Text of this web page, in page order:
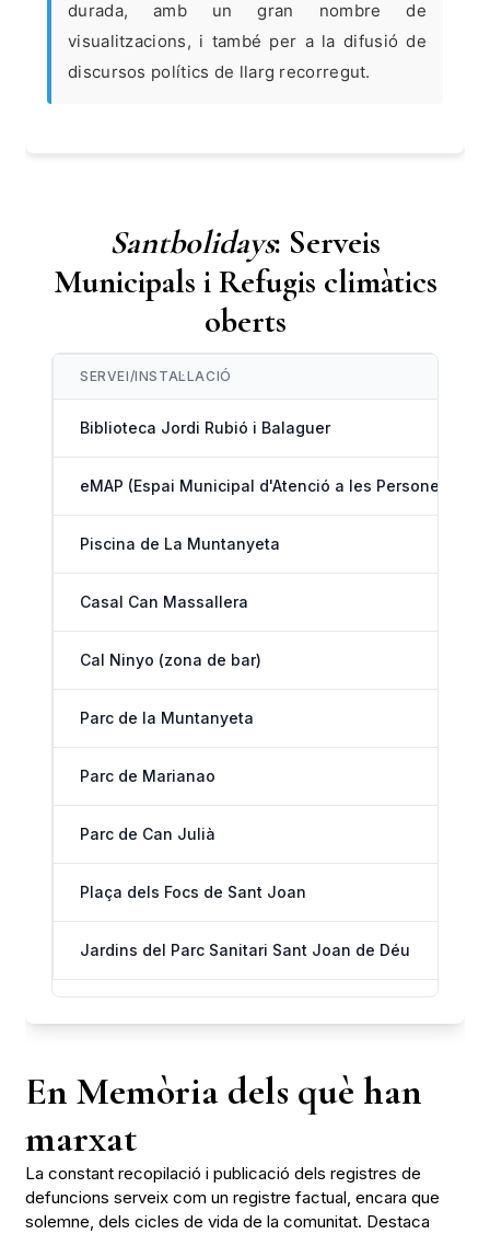
durada, amb un gran nombre de
visualitzacions, i també per a la difusió de
discursos polítics de llarg recorregut.
Santbolidays: Serveis
Municipals i Refugis climàtics
oberts
SERVEI/INSTAL·LACIÓ
Biblioteca Jordi Rubió i Balaguer
eMAP (Espai Municipal d'Atenció a les Persones)
Piscina de La Muntanyeta
Casal Can Massallera
Cal Ninyo (zona de bar)
Parc de la Muntanyeta
Parc de Marianao
Parc de Can Julià
Plaça dels Focs de Sant Joan
Jardins del Parc Sanitari Sant Joan de Déu
En Memòria dels què han
marxat
La constant recopilació i publicació dels registres de
defuncions serveix com un registre factual, encara que
solemne, dels cicles de vida de la comunitat. Destaca